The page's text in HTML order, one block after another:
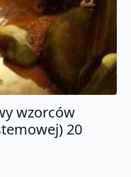
wzorców
20